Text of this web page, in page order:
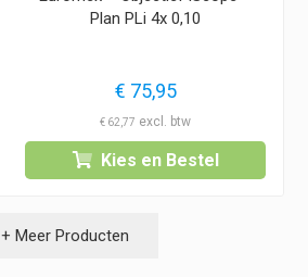
Plan PLi 4x 0,10
€ 75,95
€ 62,77
Kies en Bestel
+ Meer Producten